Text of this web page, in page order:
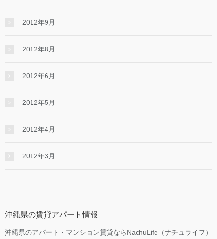
2012年9月
2012年8月
2012年6月
2012年5月
2012年4月
2012年3月
沖縄県の賃貸アパート情報
沖縄県のアパート・マンション賃貸ならNachuLife（ナチュライフ）